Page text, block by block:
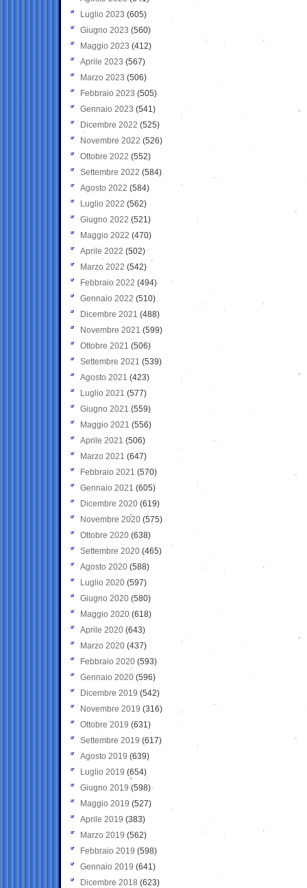
Luglio 2023 (605)
Giugno 2023 (560)
Maggio 2023 (412)
Aprile 2023 (567)
Marzo 2023 (506)
Febbraio 2023 (505)
Gennaio 2023 (541)
Dicembre 2022 (525)
Novembre 2022 (526)
Ottobre 2022 (552)
Settembre 2022 (584)
Agosto 2022 (584)
Luglio 2022 (562)
Giugno 2022 (521)
Maggio 2022 (470)
Aprile 2022 (502)
Marzo 2022 (542)
Febbraio 2022 (494)
Gennaio 2022 (510)
Dicembre 2021 (488)
Novembre 2021 (599)
Ottobre 2021 (506)
Settembre 2021 (539)
Agosto 2021 (423)
Luglio 2021 (577)
Giugno 2021(559)
Maggio 2021 (556)
Aprile 2021 (506)
Marzo 2021 (647)
Febbraio 2021 (570)
Gennaio 2021 (605)
Dicembre 2020 (619)
Novembre 2020 (575)
Ottobre 2020 (638)
Settembre 2020(465)
Agosto 2020 (588)
Luglio 2020 (597)
Giugno 2020 (580)
Maggio 2020 (618)
Aprile 2020 (643)
Marzo 2020 (437)
Febbraio 2020 (593)
Gennaio 2020 (596)
Dicembre 2019 (542)
Novembre 2019 (316)
Ottobre 2019 (631)
Settembre 2019 (617)
Agosto 2019 (639)
Luglio 2019 (654)
Giugno 2019 (598)
Maggio 2019 (527)
Aprile 2019 (383)
Marzo 2019 (562)
Febbraio 2019 (598)
Gennaio 2019 (641)
Dicembre 2018 (623)